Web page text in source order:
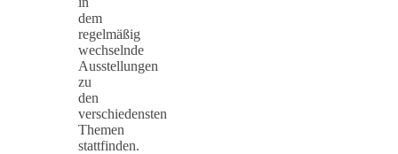
dem
regelmäßig
wechselnde
Ausstellungen
zu
den
verschiedensten
Themen
stattfinden.